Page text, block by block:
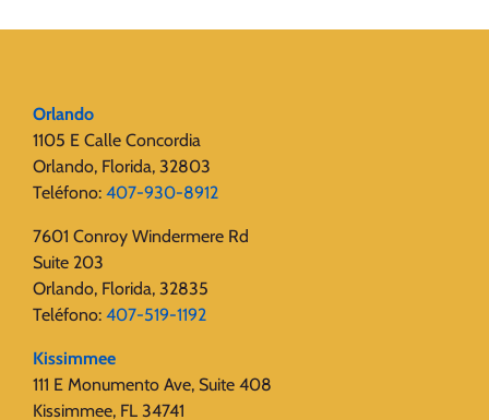
Orlando
1105 E Calle Concordia
Orlando, Florida, 32803
Teléfono: 407-930-8912
7601 Conroy Windermere Rd
Suite 203
Orlando, Florida, 32835
Teléfono: 407-519-1192
Kissimmee
111 E Monumento Ave, Suite 408
Kissimmee, FL 34741